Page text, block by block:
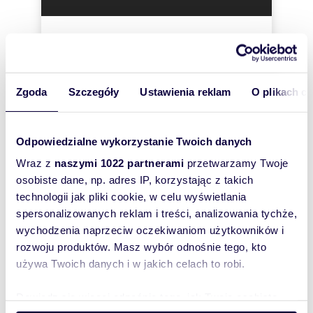
Zgoda Szczegóły Ustawienia reklam O plikach
Odpowiedzialne wykorzystanie Twoich danych
Wraz z naszymi 1022 partnerami przetwarzamy Twoje
osobiste dane, np. adres IP, korzystając z takich
technologii jak pliki cookie, w celu wyświetlania
spersonalizowanych reklam i treści, analizowania tychże,
wychodzenia naprzeciw oczekiwaniom użytkowników i
rozwoju produktów. Masz wybór odnośnie tego, kto
używa Twoich danych i w jakich celach to robi.
zatwierdzonego Uchwałą Rady Miasta Knurów Nr
XXX/423/2004 z dnia 29.12.2004 r. obszar, na
którym zlokalizowana jest nieruchomość
oznaczony jest jako P1.1U - teren usług
Informacja telefoniczna w sprawie oferty jest
do piątku.
Numer oferty: 230-104/2025
kredytu
hipotecznego
(rozwiń)
podobne oferty